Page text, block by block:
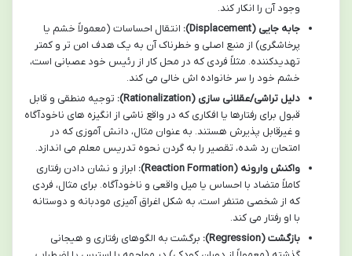
وجود آن را انکار کند.
جابه جایی (Displacement):
انتقال احساسات (معمولاً خشم یا
پرخاشگری) از منبع اصلی و خطرناک آن به یک هدف امن تر و کمتر
تهدیدکننده. مثلاً فردی که در محل کار از رئیس خود عصبانی است،
خشم خود را سر خانواده اش خالی می کند.
دلیل تراشی/عقلانی سازی (Rationalization):
توجیه منطقی و قابل
قبول برای رفتارها یا افکاری که در واقع ناشی از انگیزه های ناخودآگاه
و غیرقابل پذیرش هستند. به عنوان مثال، دانش آموزی که در
امتحان رد شده، تقصیر را به گردن نحوه تدریس معلم می اندازد.
واکنش وارونه (Reaction Formation):
ابراز و نشان دادن رفتاری
کاملاً متضاد با احساس یا میل واقعی و ناخودآگاه. برای مثال، فردی
که از شخصی متنفر است، به شکل اغراق آمیزی مودبانه و دوستانه
با او رفتار می کند.
بازگشت (Regression):
برگشت به الگوهای رفتاری و هیجانی